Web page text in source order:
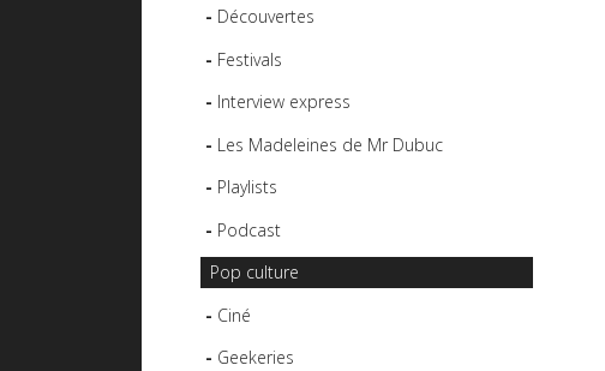
Découvertes
Festivals
Interview express
Les Madeleines de Mr Dubuc
Playlists
Podcast
Pop culture
Ciné
Geekeries